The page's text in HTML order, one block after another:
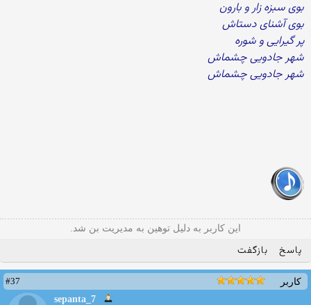
بوی سبزه زار و بارون
بوی آشنای دستاش
پر گیرایی و شوره
شهر جادویی چشماش
شهر جادویی چشماش
این کاربر به دلیل توهین به مدیریت بن شد.
پاسخ بازگفت
کاربر
#37
sepanta_7